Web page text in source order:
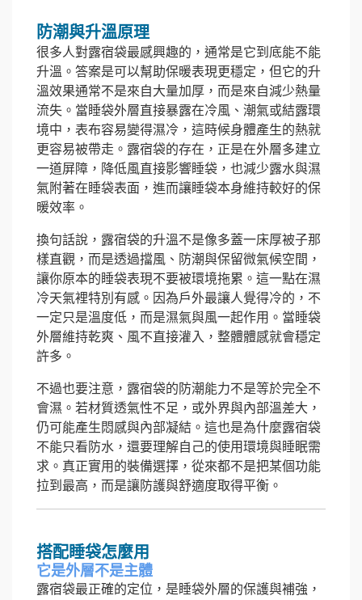
防潮與升溫原理
很多人對露宿袋最感興趣的，通常是它到底能不能
升溫。答案是可以幫助保暖表現更穩定，但它的升
溫效果通常不是來自大量加厚，而是來自減少熱量
流失。當睡袋外層直接暴露在冷風、潮氣或結露環
境中，表布容易變得濕冷，這時候身體產生的熱就
更容易被帶走。露宿袋的存在，正是在外層多建立
一道屏障，降低風直接影響睡袋，也減少露水與濕
氣附著在睡袋表面，進而讓睡袋本身維持較好的保
暖效率。
換句話說，露宿袋的升溫不是像多蓋一床厚被子那
樣直觀，而是透過擋風、防潮與保留微氣候空間，
讓你原本的睡袋表現不要被環境拖累。這一點在濕
冷天氣裡特別有感。因為戶外最讓人覺得冷的，不
一定只是溫度低，而是濕氣與風一起作用。當睡袋
外層維持乾爽、風不直接灌入，整體體感就會穩定
許多。
不過也要注意，露宿袋的防潮能力不是等於完全不
會濕。若材質透氣性不足，或外界與內部溫差大，
仍可能產生悶感與內部凝結。這也是為什麼露宿袋
不能只看防水，還要理解自己的使用環境與睡眠需
求。真正實用的裝備選擇，從來都不是把某個功能
拉到最高，而是讓防護與舒適度取得平衡。
搭配睡袋怎麼用
它是外層不是主體
露宿袋最正確的定位，是睡袋外層的保護與補強，